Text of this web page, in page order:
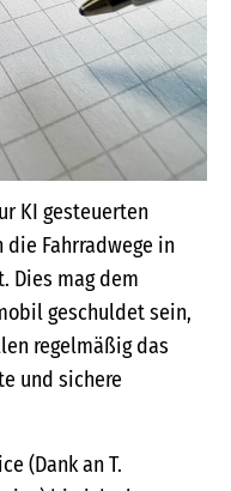
KI gesteuerten
Fahrradwege in
Dies mag dem
geschuldet sein,
regelmäßig das
und sichere
(Dank an T.